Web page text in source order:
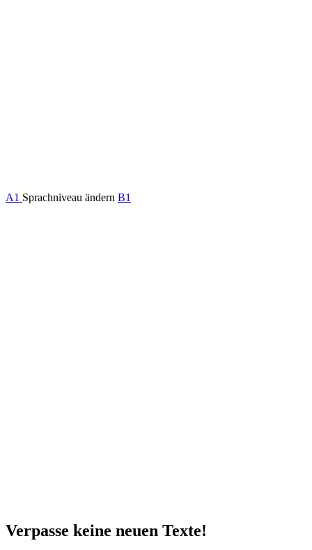
A1 Sprachniveau ändern B1
Verpasse keine neuen Texte!